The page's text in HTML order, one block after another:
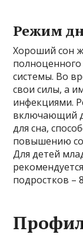
Режим
Хороший сон
системы. Во
свои силы, а
инфекциями.
включающий
для сна,
повышению
Для детей
подростков –